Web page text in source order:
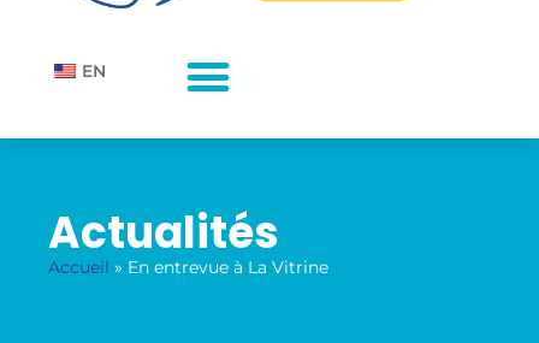
EN
Actualités
Accueil » En entrevue à La Vitrine